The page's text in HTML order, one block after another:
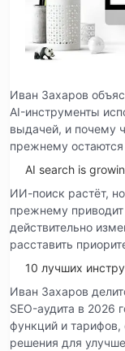
Иван Захаров
AI-инструменты
выдачей, и почему
прежнему
AI search is
ИИ-поиск растёт,
прежнему
действительно
расставить
10 лучших
Иван Захаров
SEO-аудита в 2026
функций и
решения для